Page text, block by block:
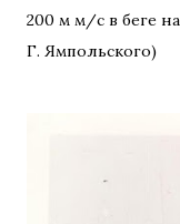
200 м м/с в беге
Г. Ямпольского)